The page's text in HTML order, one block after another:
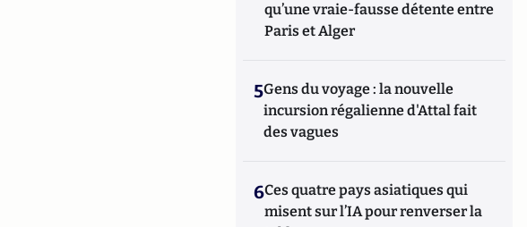
qu’une vraie-fausse détente entre
Paris et Alger
5Gens du voyage : la nouvelle
incursion régalienne d'Attal fait
des vagues
6Ces quatre pays asiatiques qui
misent sur l’IA pour renverser la